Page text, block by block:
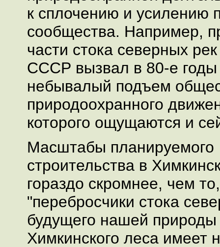
к сплочению и усилению
сообщества. Например,
части стока северных
СССР вызвал в 80-е годы
небывалый подъем
природоохранного
которого ощущаются и
Масштабы планируемого
строительства в
гораздо скромнее, чем
"перебросчики стока
будущего нашей природы
Химкинского леса имеет